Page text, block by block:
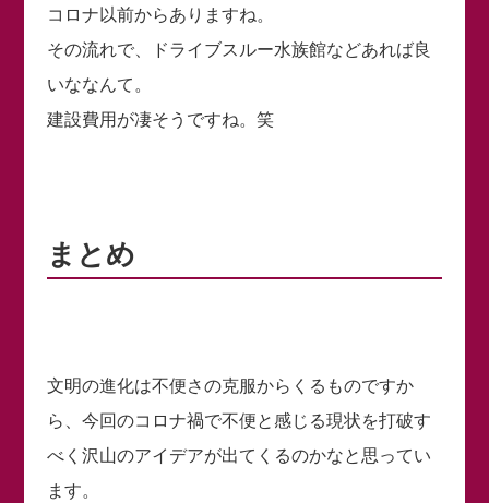
コロナ以前からありますね。
その流れで、ドライブスルー水族館などあれば良
いななんて。
建設費用が凄そうですね。笑
まとめ
文明の進化は不便さの克服からくるものですか
ら、今回のコロナ禍で不便と感じる現状を打破す
べく沢山のアイデアが出てくるのかなと思ってい
ます。